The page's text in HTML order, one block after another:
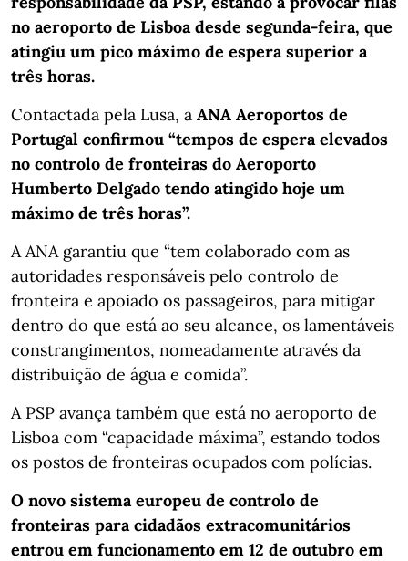
no aeroporto de Lisboa desde segunda-feira, que
atingiu um pico máximo de espera superior a
três horas.
Contactada pela Lusa, a ANA Aeroportos de
Portugal confirmou “tempos de espera elevados
no controlo de fronteiras do Aeroporto
Humberto Delgado tendo atingido hoje um
máximo de três horas”.
A ANA garantiu que “tem colaborado com as
autoridades responsáveis pelo controlo de
fronteira e apoiado os passageiros, para mitigar
dentro do que está ao seu alcance, os lamentáveis
constrangimentos, nomeadamente através da
distribuição de água e comida”.
A PSP avança também que está no aeroporto de
Lisboa com “capacidade máxima”, estando todos
os postos de fronteiras ocupados com polícias.
O novo sistema europeu de controlo de
fronteiras para cidadãos extracomunitários
entrou em funcionamento em 12 de outubro em